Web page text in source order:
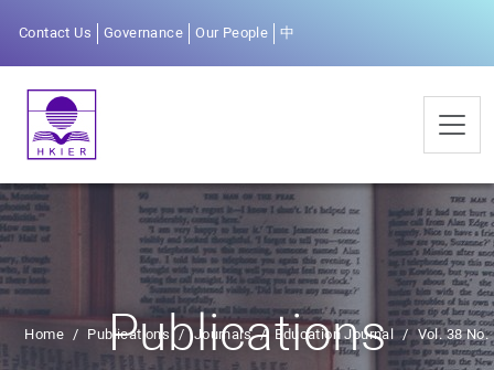
Contact Us Governance Our People 中
Home Publications Journals Education Journal Vol. 38 No.
Publications